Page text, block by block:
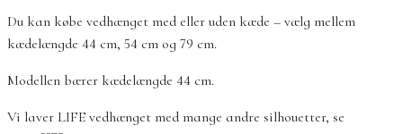
Du kan købe vedhænget med eller uden kæde – vælg mellem
kædelængde 44 cm, 54 cm og 79 cm.
Modellen bærer kædelængde 44 cm.
Vi laver LIFE vedhænget med mange andre silhouetter, se